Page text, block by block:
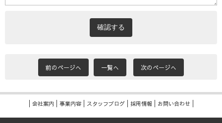
前のページへ 一覧へ 次のページへ
会社案内 事業内容 スタッフブログ 採用情報 お問い合わせ